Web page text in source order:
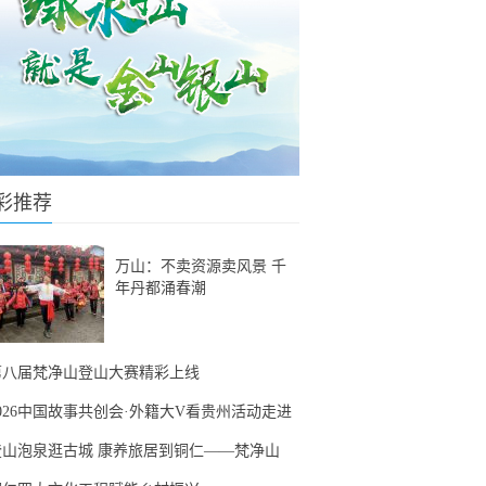
推荐
万山：不卖资源卖风景 千
年丹都涌春潮
届梵净山登山大赛精彩上线
中国故事共创会·外籍大V看贵州活动走进
山泡泉逛古城 康养旅居到铜仁——梵净山